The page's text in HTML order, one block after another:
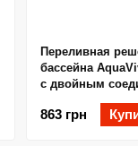
Переливная
бассейна
с двойным
мм (белая)
863 грн